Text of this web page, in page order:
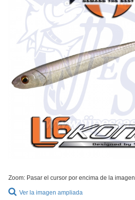
Zoom: Pasar el cursor por encima de la imagen
Ver la imagen ampliada